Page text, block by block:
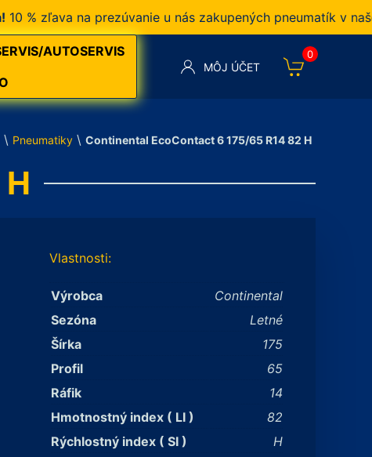
zľava na prezúvanie u nás zakupených pneumatík v našom
AUTOSERVIS
MÔJ ÚČET
0
\ Pneumatiky \ Continental EcoContact 6 175/65 R14 82 H
Vlastnosti:
Výrobca
Continental
Sezóna
Letné
Šírka
175
Profil
65
Ráfik
14
Hmotnostný index ( LI )
82
Rýchlostný index ( SI )
H